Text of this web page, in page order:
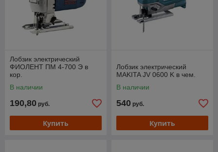
Лобзик электрический
ФИОЛЕНТ ПМ 4-700 Э в
кор.
В наличии
190,80 руб.
Купить
Лобзик электрический
MAKITA JV 0600 K в чем.
В наличии
540 руб.
Купить